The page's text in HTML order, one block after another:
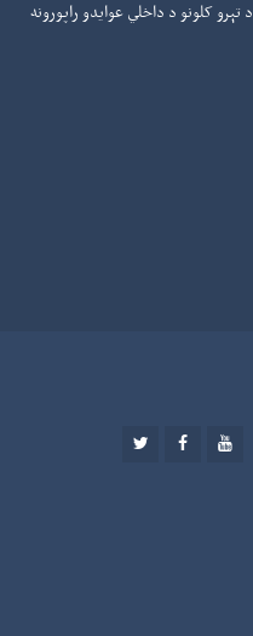
د تېرو کلونو د داخلي عوایدو راپورونه
YOUTUBE
FACEBOOK
TWITTER